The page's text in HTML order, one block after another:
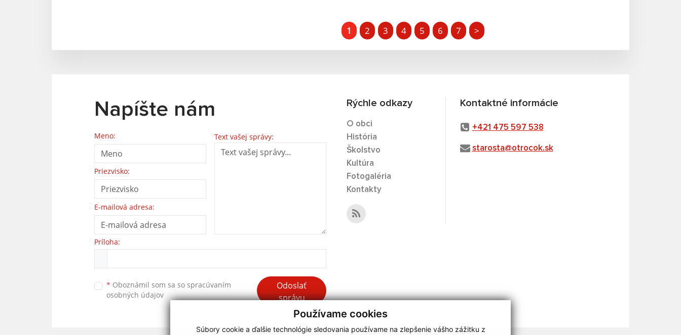
Používame cookies
Súbory cookie a ďalšie technológie sledovania používame na zlepšenie vášho zážitku z
1 2 3 4 5 6 7 >
Napíšte nám
Meno:
Priezvisko:
E-mailová adresa:
Text vašej správy:
Príloha:
* Oboznámil som sa so spracúvaním
osobných údajov
Odoslať
správu
Rýchle odkazy
O obci
História
Školstvo
Kultúra
Fotogaléria
Kontakty
Kontaktné informácie
+421 475 597 538
starosta@otrocok.sk